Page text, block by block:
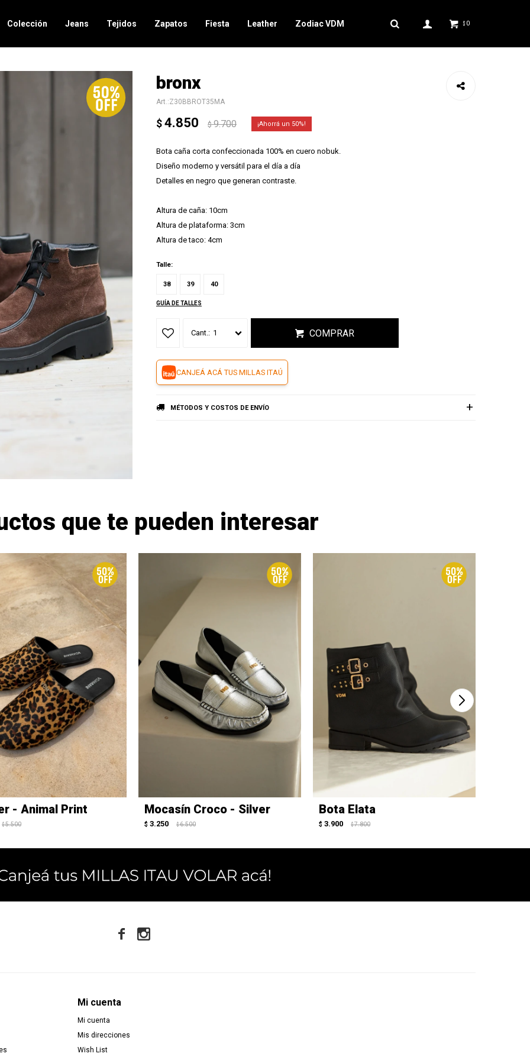
Colección Jeans Tejidos Zapatos Fiesta Leather Zodiac VDM $ 0
bronx
Z30BBROT35MA
$ 4.850 $ 9.700 50
Bota caña corta confeccionada 100% en cuero nobuk.
Diseño moderno y versátil para el día a día
Detalles en negro que generan contraste.
Altura de caña: 10cm
Altura de plataforma: 3cm
Altura de taco: 4cm
Talle:
38 39 40
GUÍA DE TALLES
1 COMPRAR
CANJEÁ ACÁ TUS MILLAS ITAÚ
MÉTODOS Y COSTOS DE ENVÍO
que te pueden interesar
- Animal Print
$ 5.500
Mocasín Croco - Silver
$ 3.250 $ 6.500
Bota Elata
$ 3.900 $ 7.800
Mi cuenta
Mi cuenta
Mis direcciones
Wish List
 